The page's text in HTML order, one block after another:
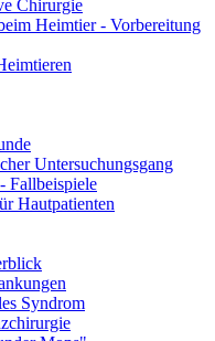
Chirurgie
Heimtier - Vorbereitung
Untersuchungsgang
Fallbeispiele
Hautpatienten
Syndrom